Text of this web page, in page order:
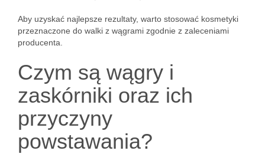
Aby uzyskać najlepsze rezultaty, warto stosować kosmetyki
przeznaczone do walki z wągrami zgodnie z zaleceniami
producenta.
Czym są wągry i
zaskórniki oraz ich
przyczyny
powstawania?